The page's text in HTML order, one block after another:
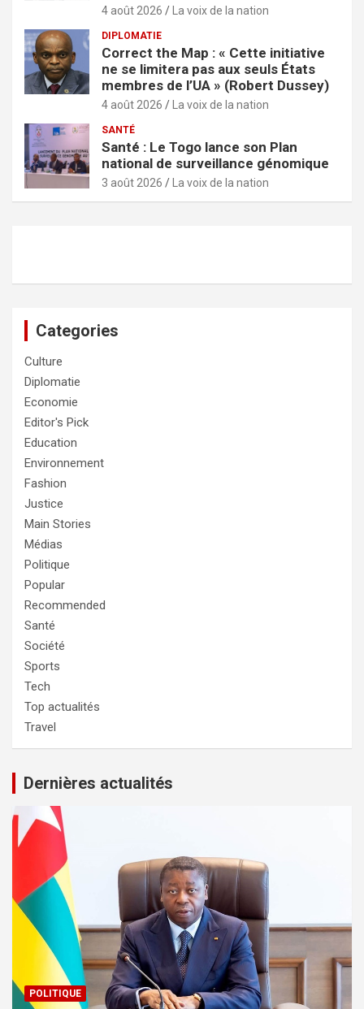
4 août 2026 La voix de la nation
DIPLOMATIE
Correct the Map : « Cette initiative
ne se limitera pas aux seuls États
membres de l’UA » (Robert Dussey)
4 août 2026 La voix de la nation
SANTÉ
Santé : Le Togo lance son Plan
national de surveillance génomique
3 août 2026 La voix de la nation
Categories
Culture
Diplomatie
Economie
Editor's Pick
Education
Environnement
Fashion
Justice
Main Stories
Médias
Politique
Popular
Recommended
Santé
Société
Sports
Tech
Top actualités
Travel
Dernières actualités
POLITIQUE